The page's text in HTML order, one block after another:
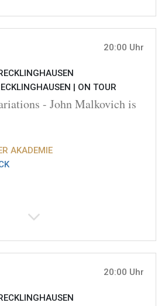
20:00 Uhr
| ON TOUR
- John Malkovich is
AKADEMIE
20:00 Uhr